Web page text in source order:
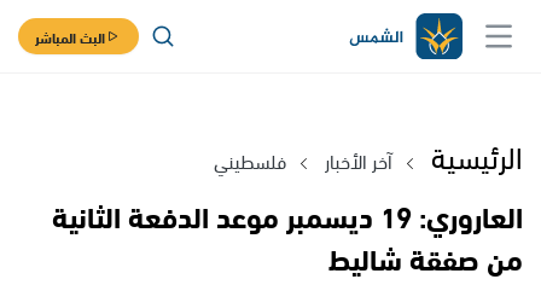
البث المباشر
الرئيسية آخر الأخبار فلسطيني
العاروري: 19 ديسمبر موعد الدفعة الثانية
من صفقة شاليط